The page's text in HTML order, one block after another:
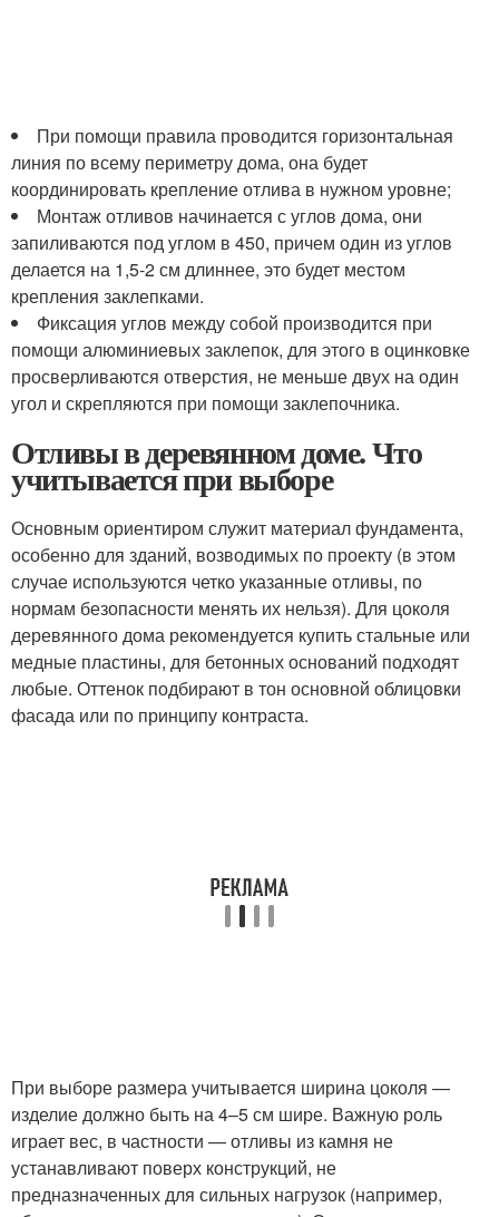
При помощи правила проводится горизонтальная
линия по всему периметру дома, она будет
координировать крепление отлива в нужном уровне;
Монтаж отливов начинается с углов дома, они
запиливаются под углом в 450, причем один из углов
делается на 1,5-2 см длиннее, это будет местом
крепления заклепками.
Фиксация углов между собой производится при
помощи алюминиевых заклепок, для этого в оцинковке
просверливаются отверстия, не меньше двух на один
угол и скрепляются при помощи заклепочника.
Отливы в деревянном доме. Что
учитывается при выборе
Основным ориентиром служит материал фундамента,
особенно для зданий, возводимых по проекту (в этом
случае используются четко указанные отливы, по
нормам безопасности менять их нельзя). Для цоколя
деревянного дома рекомендуется купить стальные или
медные пластины, для бетонных оснований подходят
любые. Оттенок подбирают в тон основной облицовки
фасада или по принципу контраста.
При выборе размера учитывается ширина цоколя —
изделие должно быть на 4–5 см шире. Важную роль
играет вес, в частности — отливы из камня не
устанавливают поверх конструкций, не
предназначенных для сильных нагрузок (например,